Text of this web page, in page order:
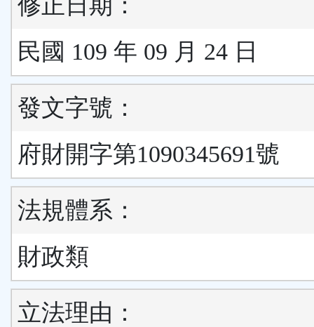
修正日期：
民國 109 年 09 月 24 日
發文字號：
府財開字第1090345691號
法規體系：
財政類
立法理由：